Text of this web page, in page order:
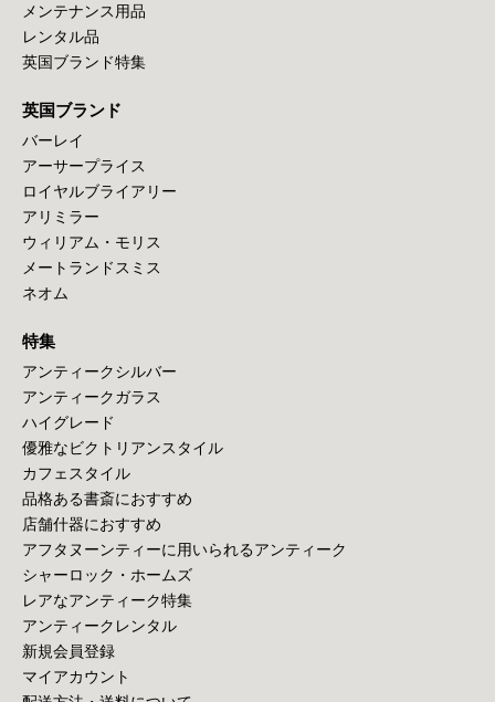
メンテナンス用品
レンタル品
英国ブランド特集
英国ブランド
バーレイ
アーサープライス
ロイヤルブライアリー
アリミラー
ウィリアム・モリス
メートランドスミス
ネオム
特集
アンティークシルバー
アンティークガラス
ハイグレード
優雅なビクトリアンスタイル
カフェスタイル
品格ある書斎におすすめ
店舗什器におすすめ
アフタヌーンティーに用いられるアンティーク
シャーロック・ホームズ
レアなアンティーク特集
アンティークレンタル
新規会員登録
マイアカウント